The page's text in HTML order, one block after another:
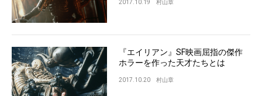
2017.10.19 村山章
『エイリアン』SF映画屈指の傑作
ホラーを作った天才たちとは
2017.10.20 村山章